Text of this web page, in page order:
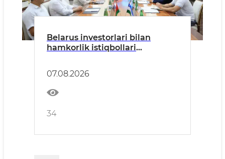
Belarus investorlari bilan
hamkorlik istiqbollari
07.08.2026
34